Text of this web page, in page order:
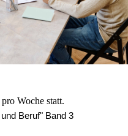
Woche statt.
Beruf" Band 3